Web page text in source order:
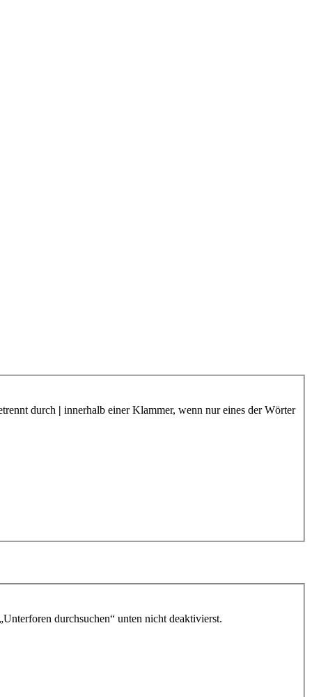
durch | innerhalb einer Klammer, wenn nur eines der Wörter
durchsuchen“ unten nicht deaktivierst.